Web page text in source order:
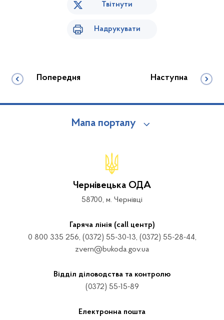
Твітнути
Надрукувати
Попередня Наступна
Мапа порталу
Чернівецька ОДА
58700, м. Чернівці
Гаряча лінія (call центр)
0 800 335 256, (0372) 55-30-13, (0372) 55-28-44,
zvern@bukoda.gov.ua
Відділ діловодства та контролю
(0372) 55-15-89
Електронна пошта